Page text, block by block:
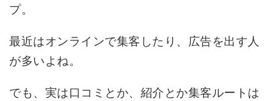
プ。
最近はオンラインで集客したり、広告を出す人
が多いよね。
でも、実は口コミとか、紹介とか集客ルートは